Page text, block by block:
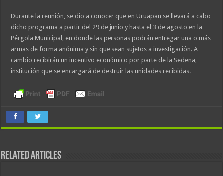
Durante la reunión, se dio a conocer que en Uruapan se llevará a cabo
dicho programa a partir del 29 de junio y hasta el 3 de agosto en la
Pérgola Municipal, en donde las personas podrán entregar una o más
armas de forma anónima y sin que sean sujetos a investigación. A
cambio recibirán un incentivo económico por parte de la Sedena,
institución que se encargará de destruir las unidades recibidas.
Related Articles